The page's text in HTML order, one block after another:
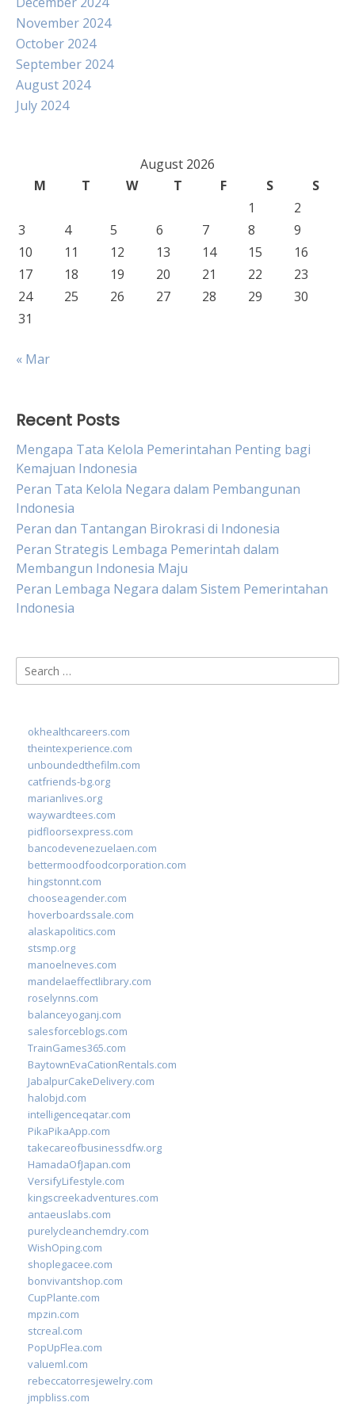
November 2024
October 2024
September 2024
August 2024
July 2024
August 2026
M
T W T F S
S
1
2
3
4 5 6 7 8
9
10
11 12 13 14 15
16
17
18 19 20 21 22
23
24
25 26 27 28 29
30
31
« Mar
Recent Posts
Mengapa Tata Kelola Pemerintahan Penting bagi
Kemajuan Indonesia
Peran Tata Kelola Negara dalam Pembangunan
Indonesia
Peran dan Tantangan Birokrasi di Indonesia
Peran Strategis Lembaga Pemerintah dalam
Membangun Indonesia Maju
Peran Lembaga Negara dalam Sistem Pemerintahan
Indonesia
Search
for:
okhealthcareers.com
theintexperience.com
unboundedthefilm.com
catfriends-bg.org
marianlives.org
waywardtees.com
pidfloorsexpress.com
bancodevenezuelaen.com
bettermoodfoodcorporation.com
hingstonnt.com
chooseagender.com
hoverboardssale.com
alaskapolitics.com
stsmp.org
manoelneves.com
mandelaeffectlibrary.com
roselynns.com
balanceyoganj.com
salesforceblogs.com
TrainGames365.com
BaytownEvaCationRentals.com
JabalpurCakeDelivery.com
halobjd.com
intelligenceqatar.com
PikaPikaApp.com
takecareofbusinessdfw.org
HamadaOfJapan.com
VersifyLifestyle.com
kingscreekadventures.com
antaeuslabs.com
purelycleanchemdry.com
WishOping.com
shoplegacee.com
bonvivantshop.com
CupPlante.com
mpzin.com
stcreal.com
PopUpFlea.com
valueml.com
rebeccatorresjewelry.com
jmpbliss.com